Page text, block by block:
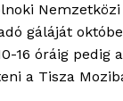
gáláját
16 óráig pedig
a Tisza